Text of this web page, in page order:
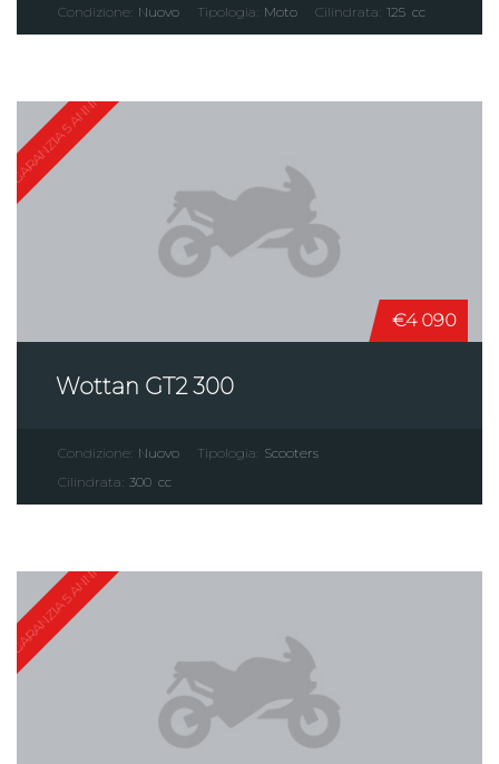
Condizione: Nuovo Tipologia: Moto Cilindrata: 125 cc
GARANZIA 5 ANNI
€4 090
Wottan GT2 300
Condizione: Nuovo Tipologia: Scooters
Cilindrata: 300 cc
GARANZIA 5 ANNI